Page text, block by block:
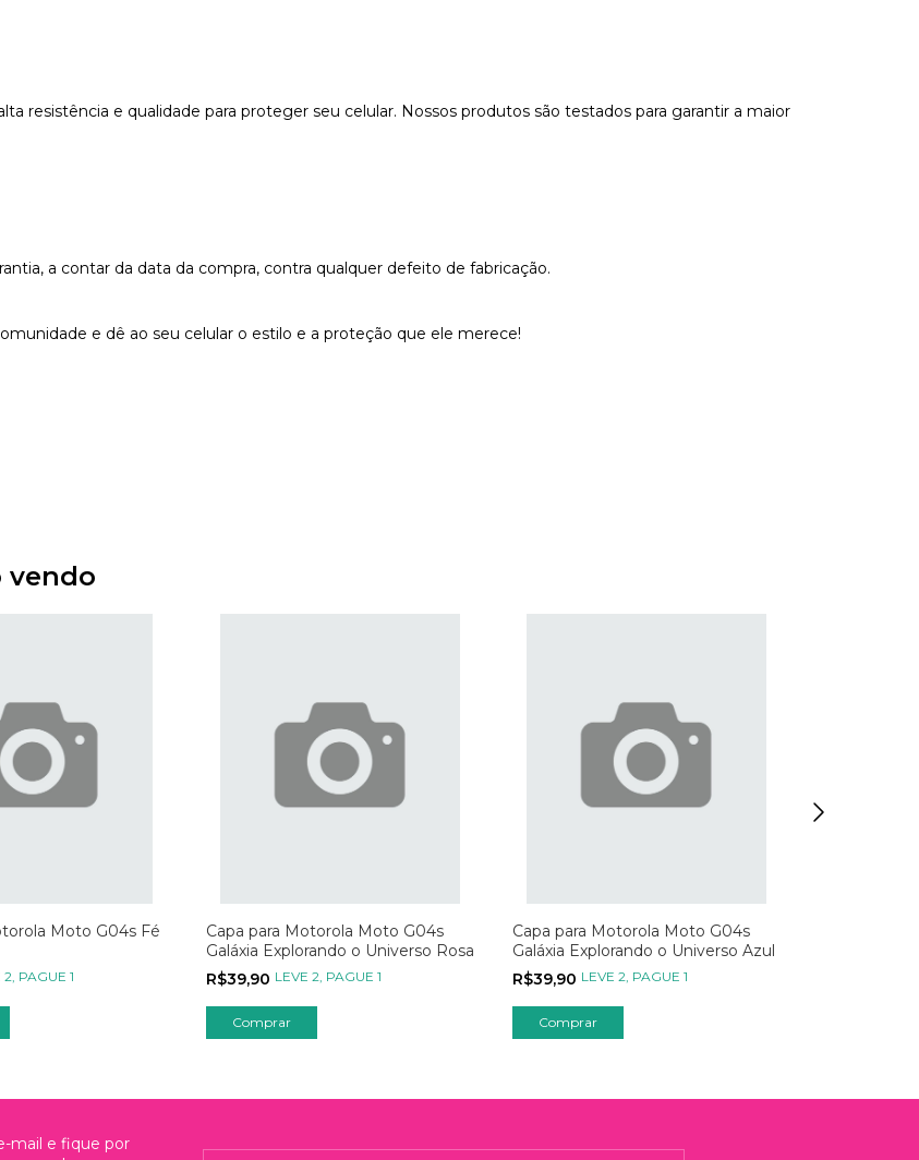
resistência e qualidade para proteger seu celular. Nossos produtos são testados para garantir a maior
a contar da data da compra, contra qualquer defeito de fabricação.
e dê ao seu celular o estilo e a proteção que ele merece!
vendo
Moto G04s Fé
2, PAGUE 1
Capa para Motorola Moto G04s
Galáxia Explorando o Universo Rosa
R$39,90 LEVE 2, PAGUE 1
Comprar
Capa para Motorola Moto G04s
Galáxia Explorando o Universo Azul
R$39,90 LEVE 2, PAGUE 1
Comprar
mail e fique por